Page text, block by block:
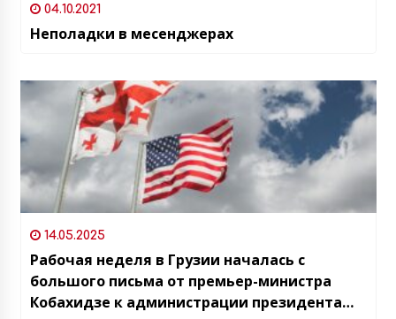
04.10.2021
Неполадки в месенджерах
14.05.2025
Рабочая неделя в Грузии началась с
большого письма от премьер-министра
Кобахидзе к администрации президента